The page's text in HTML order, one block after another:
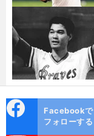
ok
Facebookで
フォローする